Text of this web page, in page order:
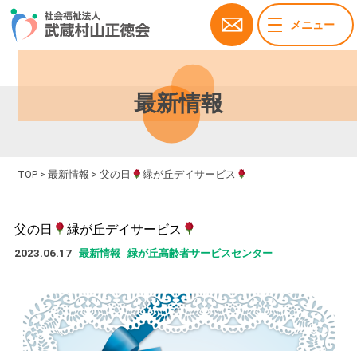
メニュー
最新情報
TOP >最新情報 >父の日 緑が丘デイサービス
父の日 緑が丘デイサービス
2023.06.17 最新情報 緑が丘高齢者サービスセンター